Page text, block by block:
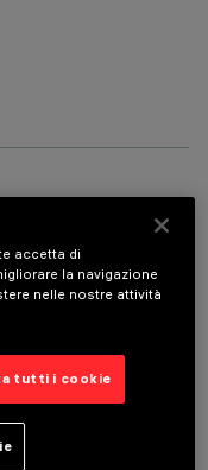
accetta di
la navigazione
nelle nostre attività
tutti i cookie